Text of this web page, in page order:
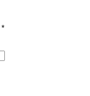
*Erforderlich